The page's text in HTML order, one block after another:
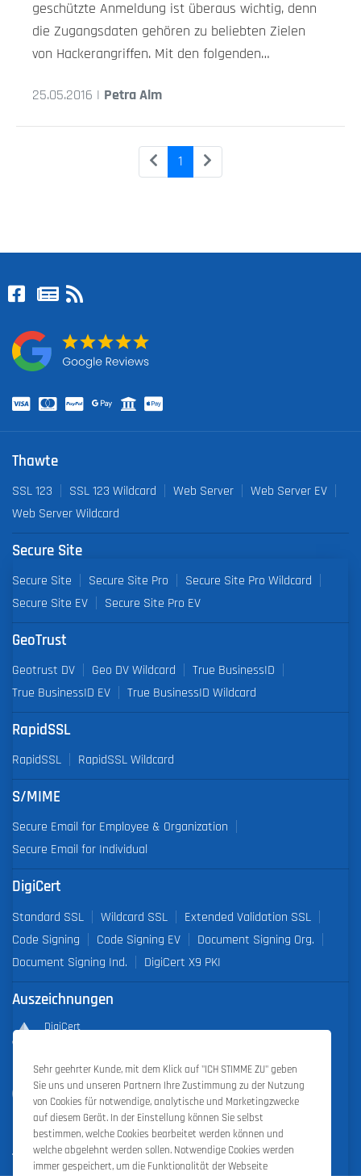
geschützte Anmeldung ist überaus wichtig, denn
die Zugangsdaten gehören zu beliebten Zielen
von Hackerangriffen. Mit den folgenden…
25.05.2016 | Petra Alm
1
Thawte
SSL 123 SSL 123 Wildcard Web Server
Web Server EV
Web Server Wildcard
Secure Site
Secure Site Secure Site Pro
Secure Site Pro Wildcard
Secure Site EV
Secure Site Pro EV
GeoTrust
Geotrust DV Geo DV Wildcard
True BusinessID
True BusinessID EV
True BusinessID Wildcard
RapidSSL
RapidSSL RapidSSL Wildcard
S/MIME
Secure Email for Employee & Organization
Secure Email for Individual
DigiCert
Standard SSL Wildcard SSL
Extended Validation SSL
Code Signing
Code Signing EV
Document Signing Org.
Document Signing Ind.
DigiCert X9 PKI
Auszeichnungen
DigiCert
Outstanding Sales Performance Award 2018, 2019, 2020, 2021,
2022
Sehr geehrter Kunde, mit dem Klick auf "ICH STIMME ZU" geben
Sie uns und unseren Partnern Ihre Zustimmung zu der Nutzung
von Cookies für notwendige, analytische und Marketingzwecke
auf diesem Gerät. In der Einstellung können Sie selbst
bestimmen, welche Cookies bearbeitet werden können und
welche abgelehnt werden sollen. Notwendige Cookies werden
immer gespeichert, um die Funktionalität der Webseite